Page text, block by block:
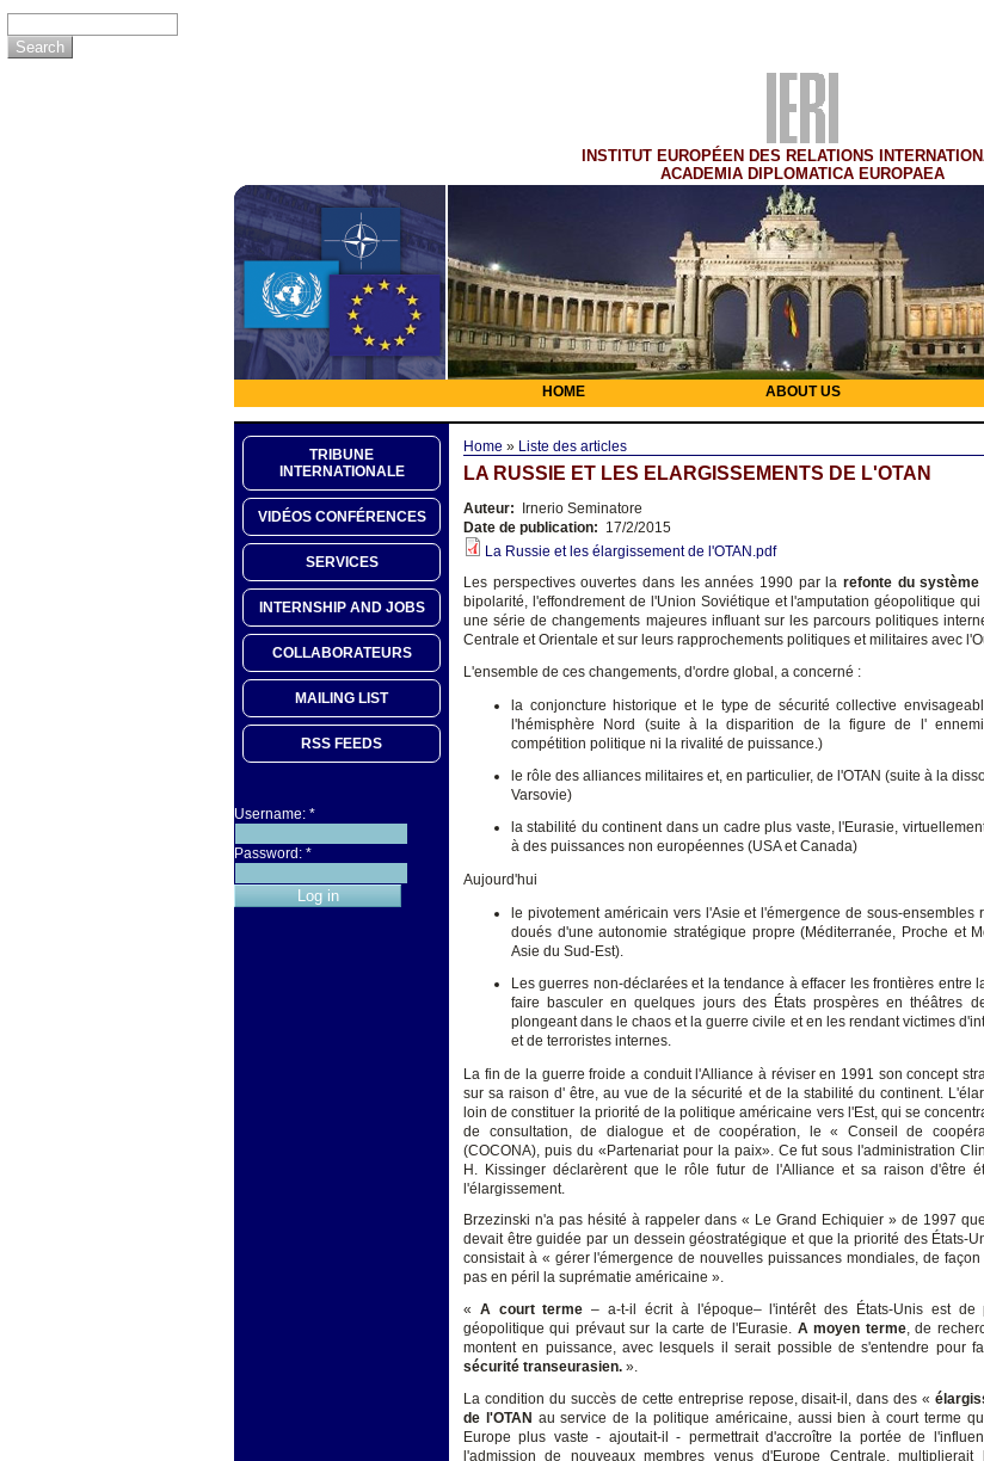
INSTITUT EUROPÉEN DES RELATIONS
ACADEMIA DIPLOMATICA EUROPAEA
HOME ABOUT US
TRIBUNE
INTERNATIONALE
VIDÉOS CONFÉRENCES
SERVICES
INTERNSHIP AND JOBS
COLLABORATEURS
MAILING LIST
RSS FEEDS
Username: *
Password: *
Home » Liste des articles
LA RUSSIE ET LES ELARGISSEMENTS DE L'OTAN
Auteur: Irnerio Seminatore
Date de publication: 17/2/2015
La Russie et les élargissement de l'OTAN.pdf
Les perspectives ouvertes dans les années 1990 par la refonte du système
bipolarité, l'effondrement de l'Union Soviétique et l'amputation géopolitique qui
une série de changements majeures influant sur les parcours politiques
Centrale et Orientale et sur leurs rapprochements politiques et militaires avec
L'ensemble de ces changements, d'ordre global, a concerné :
la conjoncture historique et le type de sécurité collective
l'hémisphère Nord (suite à la disparition de la figure de l'
compétition politique ni la rivalité de puissance.)
le rôle des alliances militaires et, en particulier, de l'OTAN (suite à la
Varsovie)
la stabilité du continent dans un cadre plus vaste, l'Eurasie,
à des puissances non européennes (USA et Canada)
Aujourd'hui
le pivotement américain vers l'Asie et l'émergence de sous-ensembles
doués d'une autonomie stratégique propre (Méditerranée, Proche et
Asie du Sud-Est).
Les guerres non-déclarées et la tendance à effacer les frontières entre
faire basculer en quelques jours des États prospères en théâtres
plongeant dans le chaos et la guerre civile et en les rendant victimes
et de terroristes internes.
La fin de la guerre froide a conduit l'Alliance à réviser en 1991 son concept
sur sa raison d' être, au vue de la sécurité et de la stabilité du continent.
loin de constituer la priorité de la politique américaine vers l'Est, qui se
de consultation, de dialogue et de coopération, le « Conseil de
(COCONA), puis du «Partenariat pour la paix». Ce fut sous l'administration
H. Kissinger déclarèrent que le rôle futur de l'Alliance et sa raison d'être
l'élargissement.
Brzezinski n'a pas hésité à rappeler dans « Le Grand Echiquier » de 1997
devait être guidée par un dessein géostratégique et que la priorité des États-
consistait à « gérer l'émergence de nouvelles puissances mondiales, de
pas en péril la suprématie américaine ».
« A court terme – a-t-il écrit à l'époque– l'intérêt des États-Unis est de
géopolitique qui prévaut sur la carte de l'Eurasie. A moyen terme, de
montent en puissance, avec lesquels il serait possible de s'entendre pour
sécurité transeurasien. ».
La condition du succès de cette entreprise repose, disait-il, dans des «
de l'OTAN au service de la politique américaine, aussi bien à court terme
Europe plus vaste - ajoutait-il - permettrait d'accroître la portée de
l'admission de nouveaux membres venus d'Europe Centrale, multiplierait